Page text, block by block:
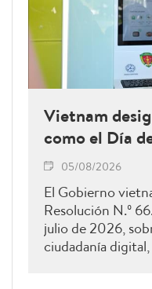
Vietnam
como el Día
05/08/2026
El Gobierno
Resolución N.º
julio de 2026,
ciudadanía